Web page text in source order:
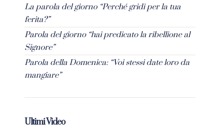
La parola del giorno “Perché gridi per la tua
ferita?”
Parola del giorno “hai predicato la ribellione al
Signore”
Parola della Domenica: “Voi stessi date loro da
mangiare”
Ultimi Video